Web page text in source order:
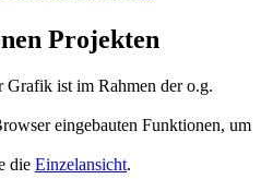
Projekten
ist im Rahmen der o.g.
eingebauten Funktionen, um
die Einzelansicht.